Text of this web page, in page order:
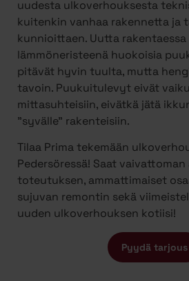
uudesta ulkoverhouksesta
kuitenkin vanhaa rakennetta ja
kunnioittaen. Uutta
lämmöneristeenä huokoisia
pitävät hyvin tuulta, mutta
tavoin. Puukuitulevyt eivät
mittasuhteisiin, eivätkä jätä
”syvälle” rakenteisiin.
Tilaa Prima tekemään
Pedersöressä! Saat
toteutuksen, ammattimaiset
sujuvan remontin sekä
uuden ulkoverhouksen kotiisi!
Pyydä tarjous